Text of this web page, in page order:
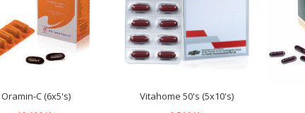
Oramin-C (6x5's)
Vitahome 50's (5x10's)